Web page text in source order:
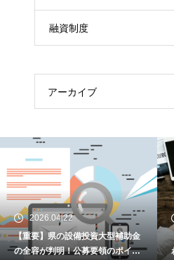
融資制度
アーカイブ
2026.04.22
【重要】県の設備投資大型補助金
の全容が判明！公募要領のポイン